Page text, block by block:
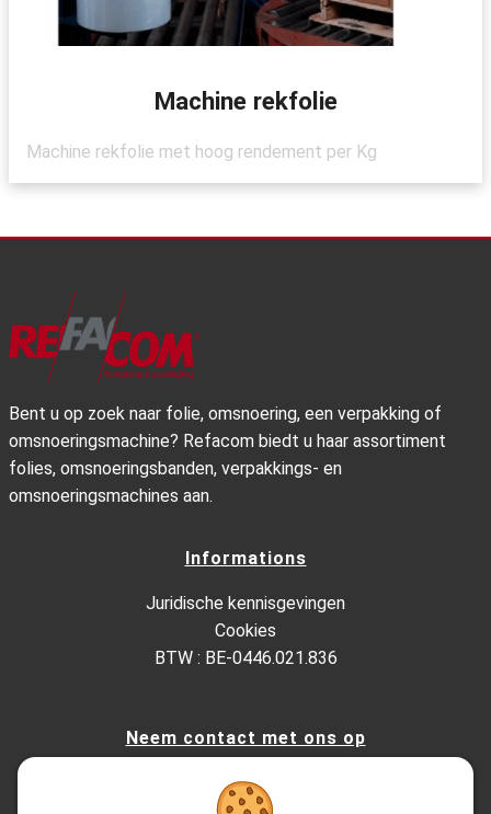
Machine rekfolie
Machine rekfolie met hoog rendement per Kg
Bent u op zoek naar folie, omsnoering, een verpakking of
omsnoeringsmachine? Refacom biedt u haar assortiment
folies, omsnoeringsbanden, verpakkings- en
omsnoeringsmachines aan.
Informations
Juridische kennisgevingen
Cookies
BTW : BE-0446.021.836
Neem contact met ons op
Kesterbeeklaan 195, 1651 Lot - Belgium